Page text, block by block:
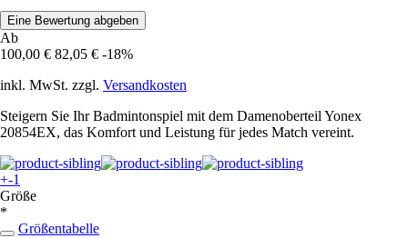
Eine Bewertung abgeben
Ab
100,00 € 82,05 € -18%
inkl. MwSt. zzgl. Versandkosten
Steigern Sie Ihr Badmintonspiel mit dem Damenoberteil Yonex
20854EX, das Komfort und Leistung für jedes Match vereint.
+-1
Größe
*
Größentabelle